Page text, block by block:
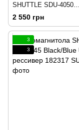
SHUTTLE SDU-4050
Black/Multicolor 212782
2 550 грн
3
3